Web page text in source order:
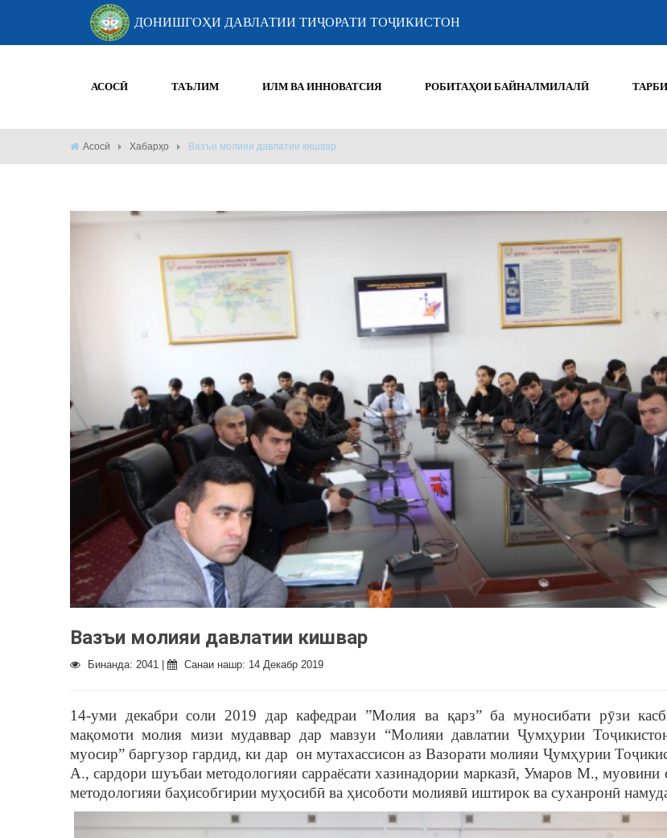
ДОНИШГОҲИ ДАВЛАТИИ ТИҶОРАТИ ТОҶИКИСТОН
АСОСӢ ТАЪЛИМ ИЛМ ВА ИННОВАТСИЯ РОБИТАҲОИ БАЙНАЛМИЛАЛӢ
Асосӣ Хабарҳо Вазъи молияи давлатии кишвар
Вазъи молияи давлатии кишвар
Бинанда: 2041 | Санаи нашр: 14 Декабр 2019
14-уми декабри соли 2019 дар кафедраи ”Молия ва қарз” ба муносибати рӯзи
мақомоти молия мизи мудаввар дар мавзуи “Молияи давлатии Ҷумҳурии
муосир” баргузор гардид, ки дар он мутахассисон аз Вазорати молияи Ҷумҳурии
А., сардори шуъбаи методологияи сарраёсати хазинадории марказӣ, Умаров М., муовини
методологияи баҳисобгирии муҳосибӣ ва ҳисоботи молиявӣ иштирок ва суханронӣ